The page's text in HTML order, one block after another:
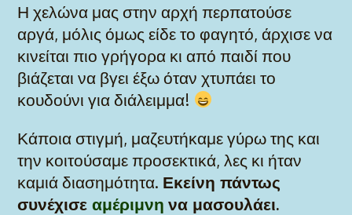
Η χελώνα μας στην αρχή περπατούσε
αργά, μόλις όμως είδε το φαγητό, άρχισε να
κινείται πιο γρήγορα κι από παιδί που
βιάζεται να βγει έξω όταν χτυπάει το
κουδούνι για διάλειμμα!
Κάποια στιγμή, μαζευτήκαμε γύρω της και
την κοιτούσαμε προσεκτικά, λες κι ήταν
καμιά διασημότητα. Εκείνη πάντως
συνέχισεαμέριμνη να μασουλάει.